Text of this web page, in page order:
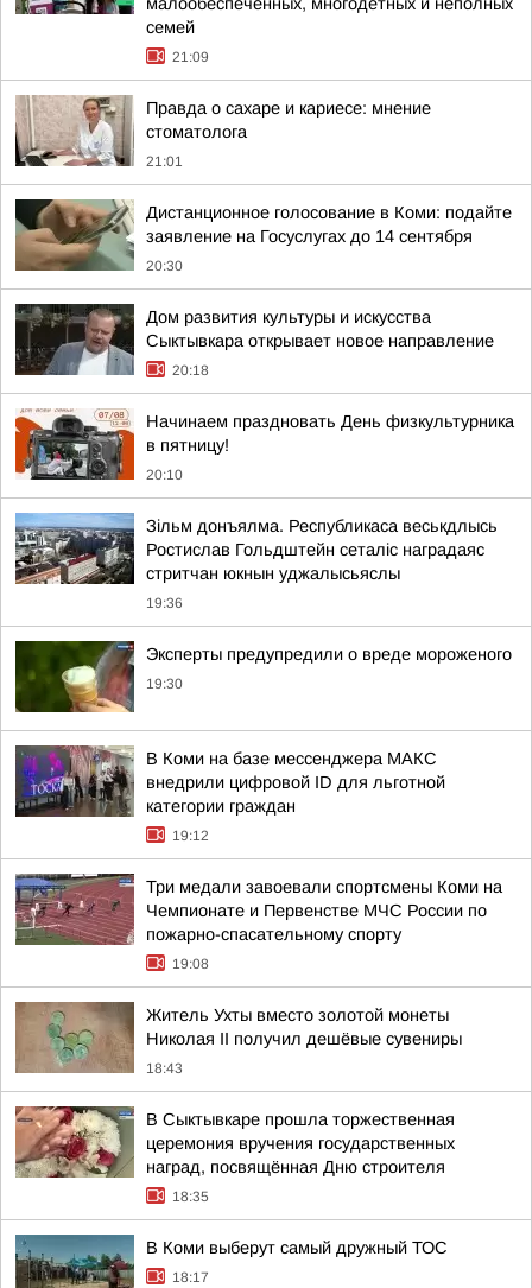
семей
21:09
Правда о сахаре и кариесе: мнение
стоматолога
21:01
Дистанционное голосование в Коми: подайте
заявление на Госуслугах до 14 сентября
20:30
Дом развития культуры и искусства
Сыктывкара открывает новое направление
20:18
Начинаем праздновать День физкультурника
в пятницу!
20:10
Зільм донъялма. Республикаса веськдлысь
Ростислав Гольдштейн сеталіс наградаяс
стритчан юкнын уджалысьяслы
19:36
Эксперты предупредили о вреде мороженого
19:30
В Коми на базе мессенджера МАКС
внедрили цифровой ID для льготной
категории граждан
19:12
Три медали завоевали спортсмены Коми на
Чемпионате и Первенстве МЧС России по
пожарно-спасательному спорту
19:08
Житель Ухты вместо золотой монеты
Николая II получил дешёвые сувениры
18:43
В Сыктывкаре прошла торжественная
церемония вручения государственных
наград, посвящённая Дню строителя
18:35
В Коми выберут самый дружный ТОС
18:17